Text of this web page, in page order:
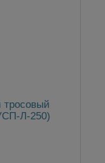
тросовый
Л-250)